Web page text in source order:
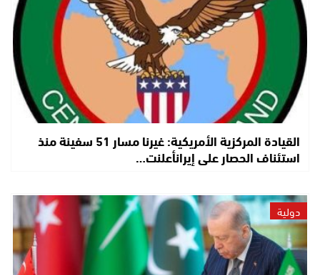
القيادة المركزية الأمريكية: غيرنا مسار 51 سفينة منذ
استئناف الحصار على إيرانأعلنت…
دولية